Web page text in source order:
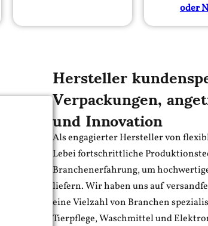
oder
Hersteller
Verpackungen,
und Innovation
Als engagierter Hersteller von
Lebei fortschrittliche
Branchenerfahrung, um
liefern. Wir haben uns auf
eine Vielzahl von Branchen
Tierpflege, Waschmittel und